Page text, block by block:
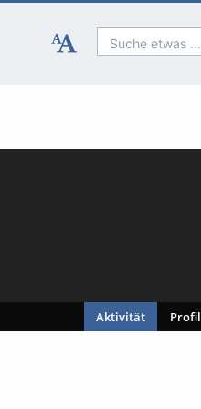
Suche etwas ...
Aktivität Profil